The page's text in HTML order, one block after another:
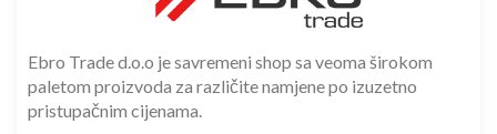
Ebro Trade d.o.o je savremeni shop sa veoma širokom
paletom proizvoda za različite namjene po izuzetno
pristupačnim cijenama.